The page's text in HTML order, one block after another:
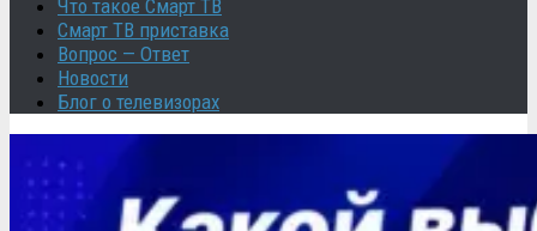
Что такое Смарт ТВ
Смарт ТВ приставка
Вопрос — Ответ
Новости
Блог о телевизорах